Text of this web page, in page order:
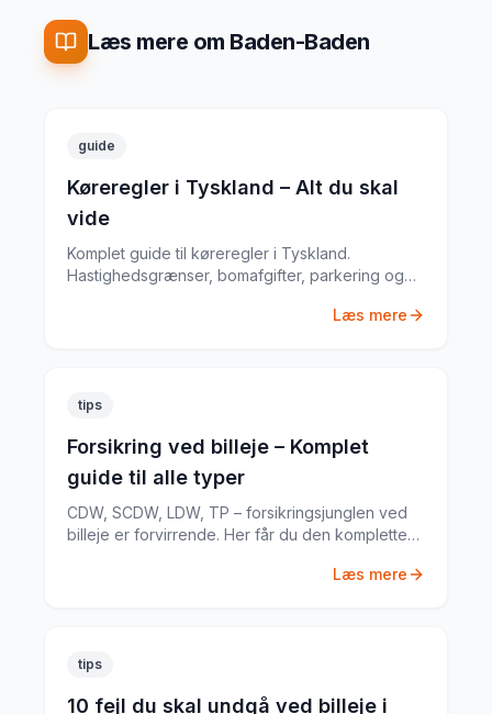
Læs mere om Baden-Baden
guide
Køreregler i Tyskland – Alt du skal
vide
Komplet guide til køreregler i Tyskland.
Hastighedsgrænser, bomafgifter, parkering og
Læs mere
tips
Forsikring ved billeje – Komplet
guide til alle typer
CDW, SCDW, LDW, TP – forsikringsjunglen ved
billeje er forvirrende. Her får du den komplette
Læs mere
tips
10 fejl du skal undgå ved billeje i